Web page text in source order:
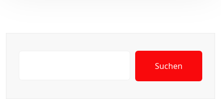
Suchen